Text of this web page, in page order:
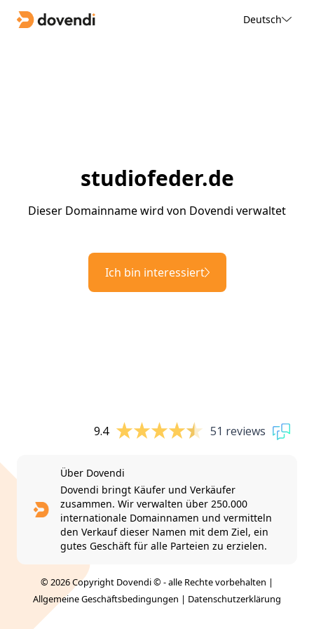
Deutsch
studiofeder.de
Dieser Domainname wird von Dovendi verwaltet
Ich bin interessiert
9.4 51 reviews
Über Dovendi
Dovendi bringt Käufer und Verkäufer
zusammen. Wir verwalten über 250.000
internationale Domainnamen und vermitteln
den Verkauf dieser Namen mit dem Ziel, ein
gutes Geschäft für alle Parteien zu erzielen.
© 2026 Copyright Dovendi © - alle Rechte vorbehalten |
Allgemeine Geschäftsbedingungen | Datenschutzerklärung